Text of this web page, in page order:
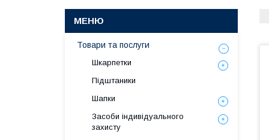
Товари та послуги
Шкарпетки
Підштаники
Шапки
Засоби індивідуального
захисту